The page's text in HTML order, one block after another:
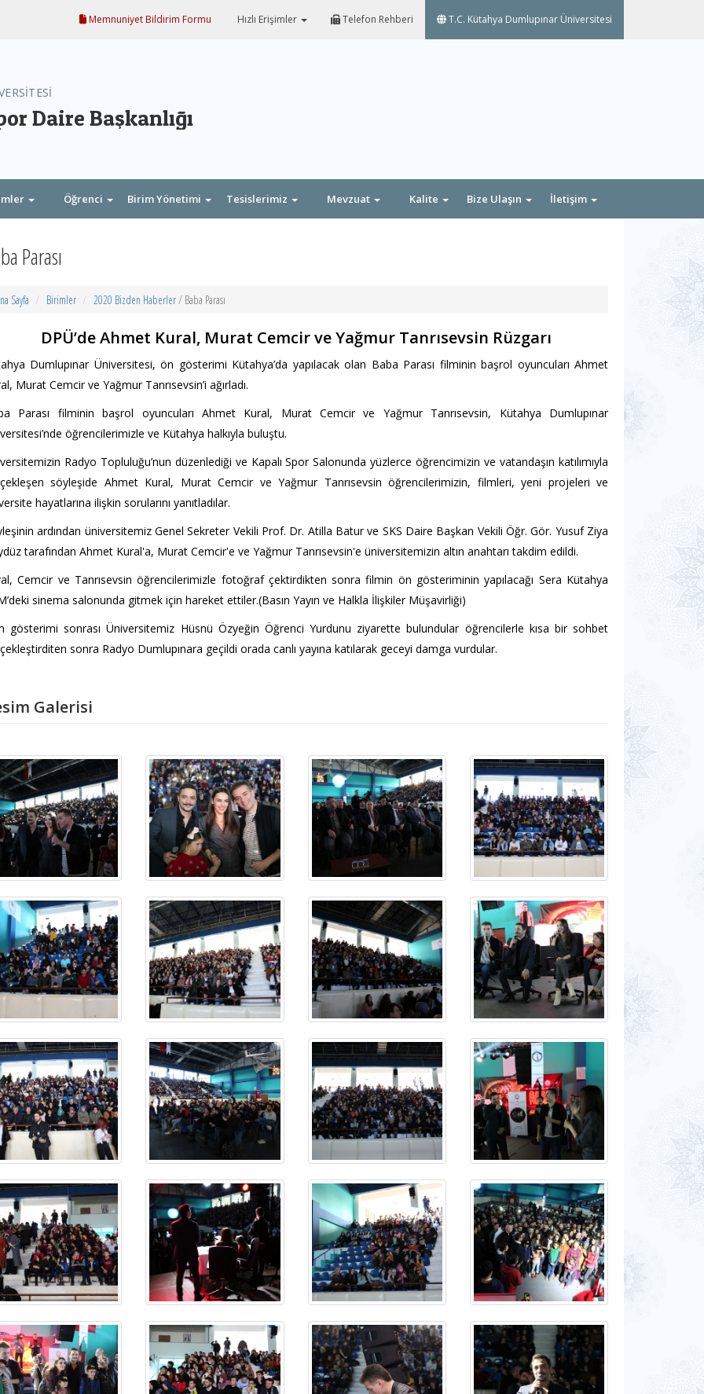
Memnuniyet Bildirim Formu Hızlı Erişimler Telefon Rehberi T.C. Kütahya Dumlupınar Üniversitesi
Daire Başkanlığı
Öğrenci Birim Yönetimi Tesislerimiz Mevzuat Kalite Bize Ulaşın İletişim
Parası
Sayfa Birimler 2020 Bizden Haberler/ Baba Parası
DPÜ’de Ahmet Kural, Murat Cemcir ve Yağmur Tanrısevsin Rüzgarı
Dumlupınar Üniversitesi, ön gösterimi Kütahya’da yapılacak olan Baba Parası filminin başrol oyuncuları Ahmet
Murat Cemcir ve Yağmur Tanrısevsin’i ağırladı.
Parası filminin başrol oyuncuları Ahmet Kural, Murat Cemcir ve Yağmur Tanrısevsin, Kütahya Dumlupınar
öğrencilerimizle ve Kütahya halkıyla buluştu.
Radyo Topluluğu’nun düzenlediği ve Kapalı Spor Salonunda yüzlerce öğrencimizin ve vatandaşın katılımıyla
söyleşide Ahmet Kural, Murat Cemcir ve Yağmur Tanrısevsin öğrencilerimizin, filmleri, yeni projeleri ve
hayatlarına ilişkin sorularını yanıtladılar.
ardından üniversitemiz Genel Sekreter Vekili Prof. Dr. Atilla Batur ve SKS Daire Başkan Vekili Öğr. Gör. Yusuf Ziya
tarafından Ahmet Kural'a, Murat Cemcir'e ve Yağmur Tanrısevsin'e üniversitemizin altın anahtarı takdim edildi.
Cemcir ve Tanrısevsin öğrencilerimizle fotoğraf çektirdikten sonra filmin ön gösteriminin yapılacağı Sera Kütahya
sinema salonunda gitmek için hareket ettiler.(Basın Yayın ve Halkla İlişkiler Müşavirliği)
gösterimi sonrası Üniversitemiz Hüsnü Özyeğin Öğrenci Yurdunu ziyarette bulundular öğrencilerle kısa bir sohbet
sonra Radyo Dumlupınara geçildi orada canlı yayına katılarak geceyi damga vurdular.
Galerisi